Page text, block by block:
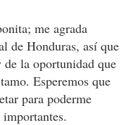
me agrada
de Honduras, así que
la oportunidad que
Esperemos que
para poderme